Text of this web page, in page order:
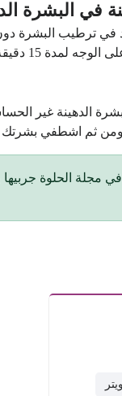
ترطيب البشرة دون
بالماء الفاتر.
الدهينة غير
بالبشرة في مجلة